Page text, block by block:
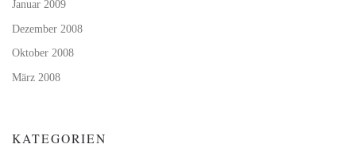
Januar 2009
Dezember 2008
Oktober 2008
März 2008
KATEGORIEN